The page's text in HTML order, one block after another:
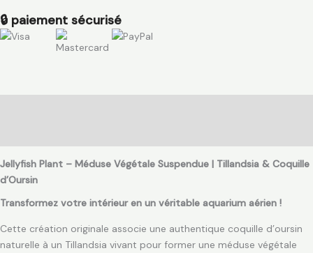
🔒 paiement sécurisé
Jellyfish Plant – Méduse Végétale Suspendue | Tillandsia & Coquille
d’Oursin
Transformez votre intérieur en un véritable aquarium aérien !
Cette création originale associe une authentique coquille d’oursin
naturelle à un Tillandsia vivant pour former une méduse végétale